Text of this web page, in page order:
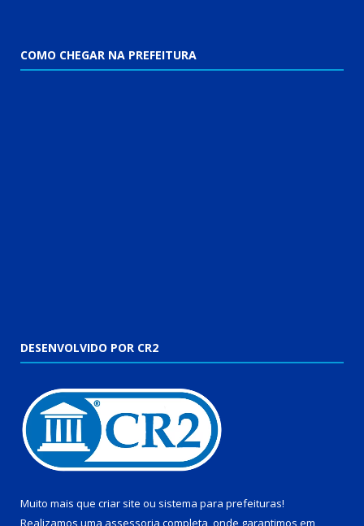
COMO CHEGAR NA PREFEITURA
DESENVOLVIDO POR CR2
Muito mais que criar site ou sistema para prefeituras!
Realizamos uma assessoria completa, onde garantimos em